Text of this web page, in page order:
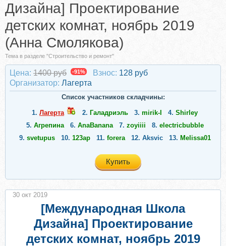
Дизайна] Проектирование
детских комнат, ноябрь 2019
(Анна Смолякова)
Тема в разделе "Строительство и ремонт"
Цена: 1400 руб -91% Взнос: 128 руб
Организатор: Лагерта
Список участников складчины:
1. Лагерта 2. Галадриэль 3. mirik-I 4. Shirley
5. Агрепина 6. AnaBanana 7. zoyiiii 8. electricbubble
9. svetupus 10. 123ap 11. forera 12. Aksvic 13. Melissa01
Купить
[Международная Школа
Дизайна] Проектирование
детских комнат, ноябрь 2019
30 окт 2019